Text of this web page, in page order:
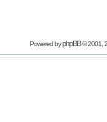
Powered byphpBB© 2001,